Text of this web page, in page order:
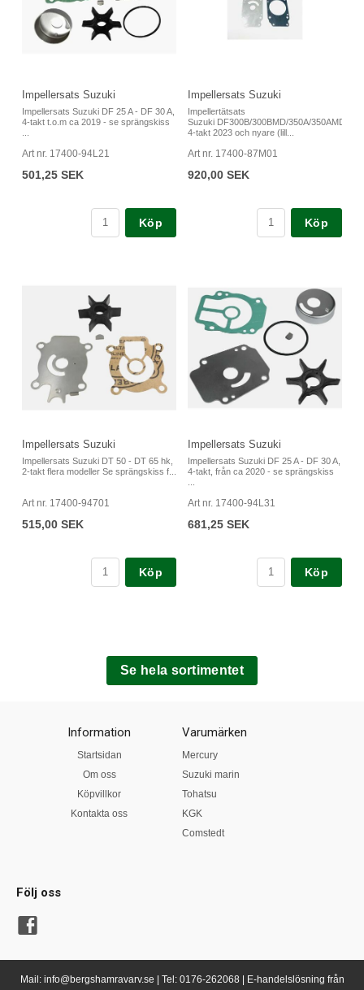
Impellersats Suzuki
Impellersats Suzuki DF 25 A - DF 30 A,
4-takt t.o.m ca 2019 - se sprängskiss
Art nr. 17400-94L21
501,25 SEK
Köp
Impellersats Suzuki
Impellertätsats
Suzuki DF300B/300BMD/350A/350AMD,
4-takt 2023 och nyare (lill...
Art nr. 17400-87M01
920,00 SEK
Köp
Impellersats Suzuki
Impellersats Suzuki DT 50 - DT 65 hk,
2-takt flera modeller Se sprängskiss f...
Art nr. 17400-94701
515,00 SEK
Köp
Impellersats Suzuki
Impellersats Suzuki DF 25 A - DF 30 A,
4-takt, från ca 2020 - se sprängskiss
Art nr. 17400-94L31
681,25 SEK
Köp
Se hela sortimentet
Information
Startsidan
Om oss
Köpvillkor
Kontakta oss
Varumärken
Mercury
Suzuki marin
Tohatsu
KGK
Comstedt
Följ oss
Mail: info@bergshamravarv.se | Tel: 0176-262068 | E-handelslösning från